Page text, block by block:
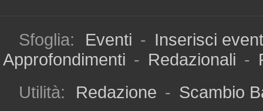
Sfoglia: Eventi - Inserisci
Approfondimenti - Redazionali -
Utilità:
Redazione - Scambio